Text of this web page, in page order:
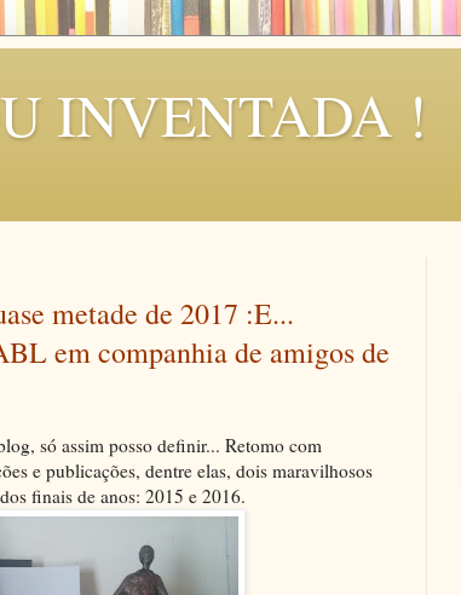
INVENTADA !
metade de 2017 :E...
em companhia de amigos de
só assim posso definir... Retomo com
e publicações, dentre elas, dois maravilhosos
finais de anos: 2015 e 2016.